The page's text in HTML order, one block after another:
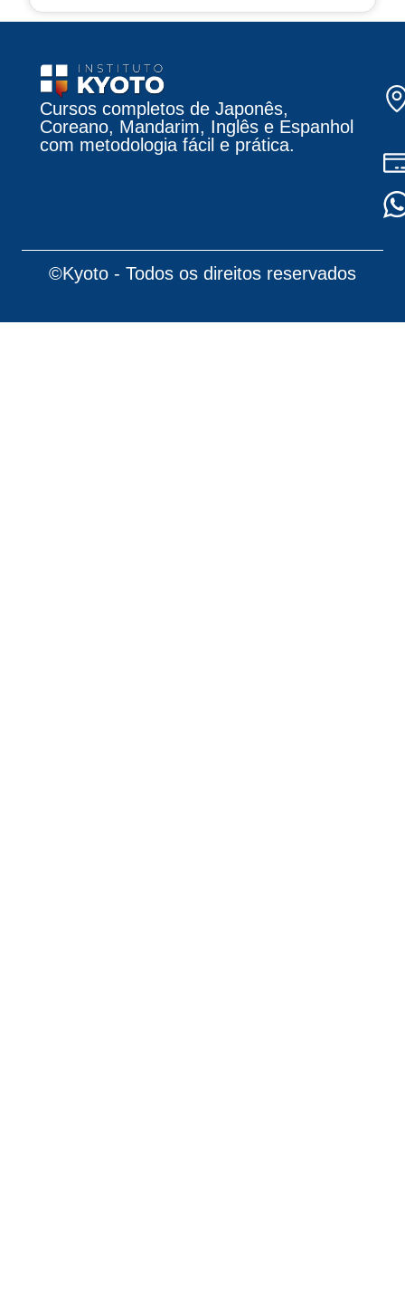
Cursos completos de Japonês,
Coreano, Mandarim, Inglês e Espanhol
com metodologia fácil e prática.
©Kyoto - Todos os direitos reservados